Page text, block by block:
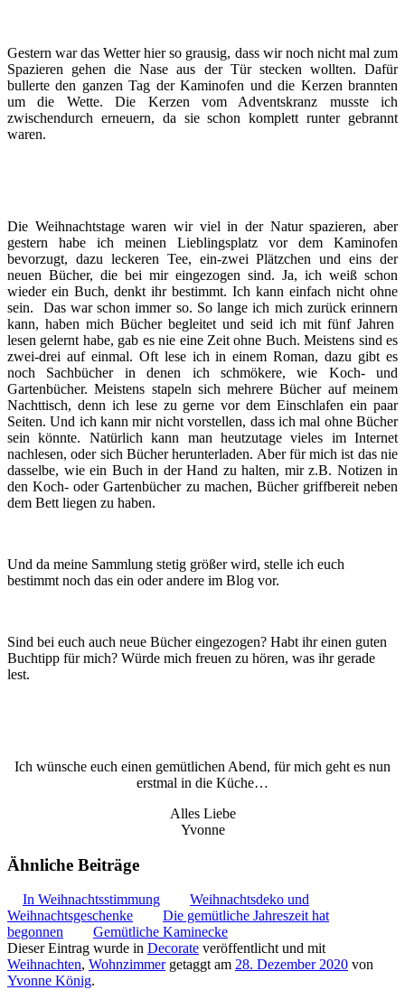
Gestern war das Wetter hier so grausig, dass wir noch nicht mal zum
Spazieren gehen die Nase aus der Tür stecken wollten. Dafür
bullerte den ganzen Tag der Kaminofen und die Kerzen brannten
um die Wette. Die Kerzen vom Adventskranz musste ich
zwischendurch erneuern, da sie schon komplett runter gebrannt
waren.
Die Weihnachtstage waren wir viel in der Natur spazieren, aber
gestern habe ich meinen Lieblingsplatz vor dem Kaminofen
bevorzugt, dazu leckeren Tee, ein-zwei Plätzchen und eins der
neuen Bücher, die bei mir eingezogen sind. Ja, ich weiß schon
wieder ein Buch, denkt ihr bestimmt. Ich kann einfach nicht ohne
sein. Das war schon immer so. So lange ich mich zurück erinnern
kann, haben mich Bücher begleitet und seid ich mit fünf Jahren
lesen gelernt habe, gab es nie eine Zeit ohne Buch. Meistens sind es
zwei-drei auf einmal. Oft lese ich in einem Roman, dazu gibt es
noch Sachbücher in denen ich schmökere, wie Koch- und
Gartenbücher. Meistens stapeln sich mehrere Bücher auf meinem
Nachttisch, denn ich lese zu gerne vor dem Einschlafen ein paar
Seiten. Und ich kann mir nicht vorstellen, dass ich mal ohne Bücher
sein könnte. Natürlich kann man heutzutage vieles im Internet
nachlesen, oder sich Bücher herunterladen. Aber für mich ist das nie
dasselbe, wie ein Buch in der Hand zu halten, mir z.B. Notizen in
den Koch- oder Gartenbücher zu machen, Bücher griffbereit neben
dem Bett liegen zu haben.
Und da meine Sammlung stetig größer wird, stelle ich euch
bestimmt noch das ein oder andere im Blog vor.
Sind bei euch auch neue Bücher eingezogen? Habt ihr einen guten
Buchtipp für mich? Würde mich freuen zu hören, was ihr gerade
lest.
Ich wünsche euch einen gemütlichen Abend, für mich geht es nun
erstmal in die Küche…
Alles Liebe
Yvonne
Ähnliche Beiträge
In Weihnachtsstimmung
Weihnachtsdeko und
Weihnachtsgeschenke
Die gemütliche Jahreszeit hat
begonnen
Gemütliche Kaminecke
Dieser Eintrag wurde in Decorate veröffentlicht und mit
Weihnachten, Wohnzimmergetaggt am 28. Dezember 2020 von
Yvonne König.